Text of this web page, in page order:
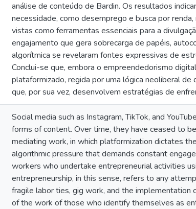
análise de conteúdo de Bardin. Os resultados
necessidade, como desemprego e busca por
vistas como ferramentas essenciais para a
engajamento que gera sobrecarga de papéis,
algorítmica se revelaram fontes expressivas de
Conclui-se que, embora o empreendedorismo
plataformizado, regida por uma lógica neoliberal
que, por sua vez, desenvolvem estratégias de
Social media such as Instagram, TikTok, and
forms of content. Over time, they have ceased to
mediating work, in which platformization dictates
algorithmic pressure that demands constant
workers who undertake entrepreneurial activities
entrepreneurship, in this sense, refers to any
fragile labor ties, gig work, and the implementation
of the work of those who identify themselves as